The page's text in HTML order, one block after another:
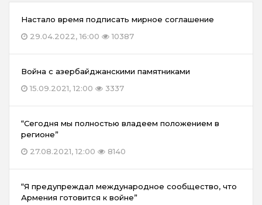
Настало время подписать мирное соглашение
29.04.2022, 16:00
10387
Война с азербайджанскими памятниками
15.09.2021, 12:00
3337
“Сегодня мы полностью владеем положением в
регионе”
27.08.2021, 12:00
8140
“Я предупреждал международное сообщество, что
Армения готовится к войне”